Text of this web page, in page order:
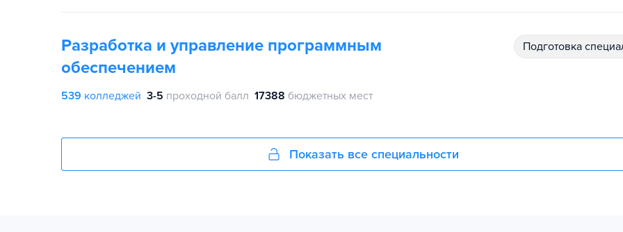
Разработка и управление программным
обеспечением
подготовка
539 колледжей 3-5 проходной балл 17388 бюджетных мест
Показать все специальности